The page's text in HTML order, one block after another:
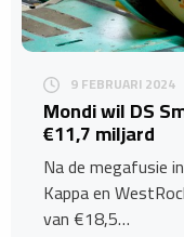
9 FEBRUARI 2024
Mondi wil DS
€11,7 miljard
Na de megafusie
Kappa en
van €18,5…